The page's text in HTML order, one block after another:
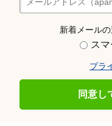
新着メール
ス
プラ
同意し